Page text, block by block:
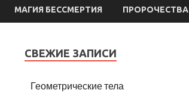
МАГИЯ БЕССМЕРТИЯ ПРОРОЧЕСТВА
СВЕЖИЕ ЗАПИСИ
Геометрические тела